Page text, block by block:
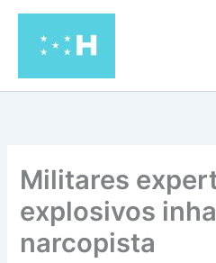
contenido
Militares
explosivos
narcopista